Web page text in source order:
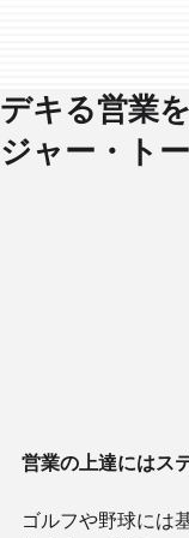
デキる営業
ジャー・ト
営業の上達にはス
ゴルフや野球には